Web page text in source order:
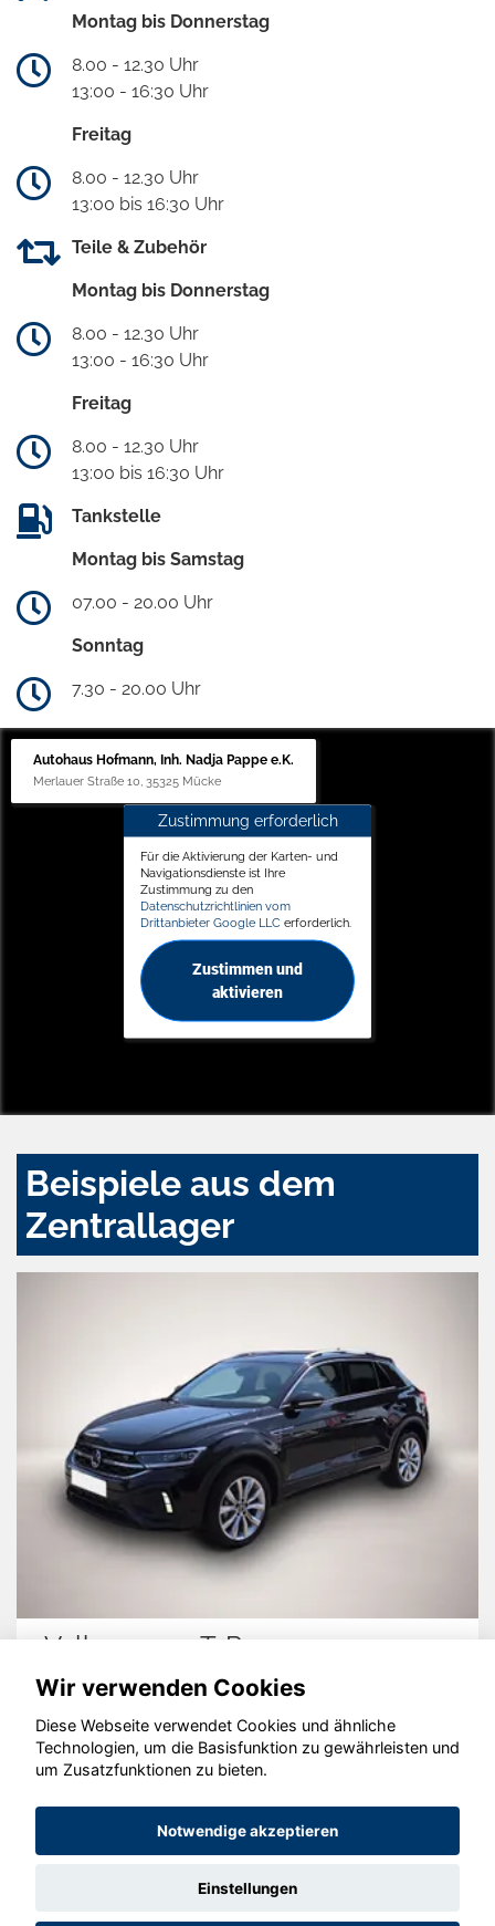
Montag bis Donnerstag
8.00 - 12.30 Uhr
13:00 - 16:30 Uhr
Freitag
8.00 - 12.30 Uhr
13:00 bis 16:30 Uhr
Teile & Zubehör
Montag bis Donnerstag
8.00 - 12.30 Uhr
13:00 - 16:30 Uhr
Freitag
8.00 - 12.30 Uhr
13:00 bis 16:30 Uhr
Tankstelle
Montag bis Samstag
07.00 - 20.00 Uhr
Sonntag
7.30 - 20.00 Uhr
Autohaus Hofmann, Inh. Nadja Pappe e.K.
Merlauer Straße 10, 35325 Mücke
Zustimmung erforderlich
Für die Aktivierung der Karten- und
Navigationsdienste ist Ihre
Zustimmung zu den
Datenschutzrichtlinien vom
Drittanbieter Google LLC erforderlich.
Zustimmen und
aktivieren
Beispiele aus dem
Zentrallager
T-Roc Peugeot
© konjunkturmotor.de GmbH 2020 - 2026
Wir verwenden Cookies
Diese Webseite verwendet Cookies und ähnliche
Technologien, um die Basisfunktion zu gewährleisten und
um Zusatzfunktionen zu bieten.
Notwendige akzeptieren
Einstellungen